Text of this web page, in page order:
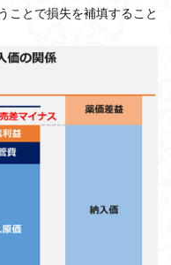
ことで損失を補填すること